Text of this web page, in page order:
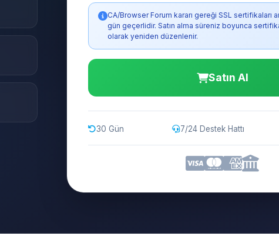
CA/Browser Forum kararı gereği SSL sertifikaları
gün geçerlidir. Satın alma süreniz boyunca
olarak yeniden düzenlenir.
Satın Al
30 Gün 7/24 Destek Hattı